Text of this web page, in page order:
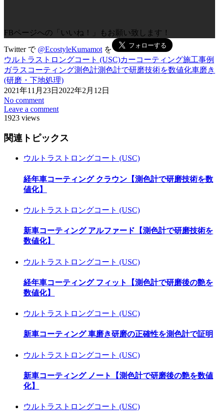
FBページへの「いいね！」もお願い致します！
Twitter で @EcostyleKumamot を
ウルトラストロングコート (USC)カーコーティング施工事例
ガラスコーティング測色計測色計で研磨技術を数値化車磨き
(研磨・下地処理)
2021年11月23日 2022年2月12日
No comment
Leave a comment
1923 views
関連トピックス
ウルトラストロングコート (USC)
経年車コーティング クラウン【測色計で研磨技術を数
値化】
ウルトラストロングコート (USC)
新車コーティング アルファード【測色計で研磨技術を
数値化】
ウルトラストロングコート (USC)
経年車コーティング フィット【測色計で研磨後の艶を
数値化】
ウルトラストロングコート (USC)
新車コーティング 車磨き研磨の正確性を測色計で証明
ウルトラストロングコート (USC)
新車コーティング ノート【測色計で研磨後の艶を数値
化】
ウルトラストロングコート (USC)